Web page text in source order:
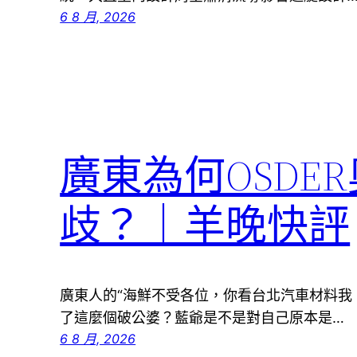
6 8 月, 2026
廣東為何
歧？｜羊晚快評
廣東人的“海鮮不受各位，你看台北汽車材料
了這麼個破公婆？藍爺是不是對自己原本是…
6 8 月, 2026